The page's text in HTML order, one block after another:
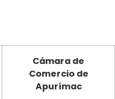
Cámara de
Comercio de
Apurímac